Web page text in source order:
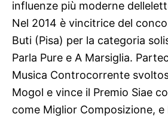
influenze più moderne
Nel 2014 è vincitrice del
Buti (Pisa) per la categoria
Parla Pure e A Marsiglia.
Musica Controcorrente
Mogol e vince il Premio Siae
come Miglior Composizione,